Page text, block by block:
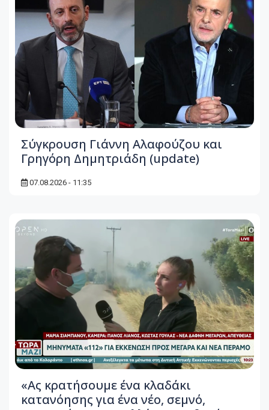
Σύγκρουση Γιάννη Αλαφούζου και
Γρηγόρη Δημητριάδη (update)
07.08.2026 - 11:35
«Ας κρατήσουμε ένα κλαδάκι
κατανόησης για ένα νέο, σεμνό,